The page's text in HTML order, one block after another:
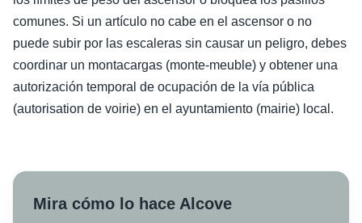
comunes. Si un artículo no cabe en el ascensor o no
puede subir por las escaleras sin causar un peligro, debes
coordinar un montacargas (monte-meuble) y obtener una
autorización temporal de ocupación de la vía pública
(autorisation de voirie) en el ayuntamiento (mairie) local.
Mira cómo lo hace Alcove